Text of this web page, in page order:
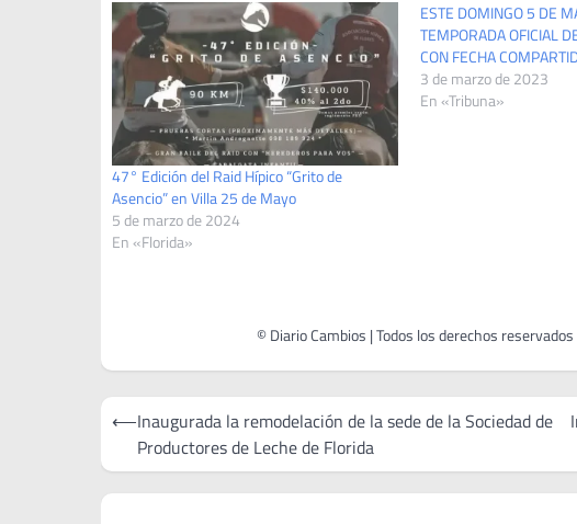
47° Edición del Raid Hípico “Grito de
Asencio” en Villa 25 de Mayo
5 de marzo de 2024
En «Florida»
ESTE DOMINGO 5 DE
TEMPORADA OFICIAL
CON FECHA
3 de marzo de 2023
En «Tribuna»
Navegación
entradas
⟵Inaugurada la remodelación de la sede de la Sociedad de
Productores de Leche de Florida